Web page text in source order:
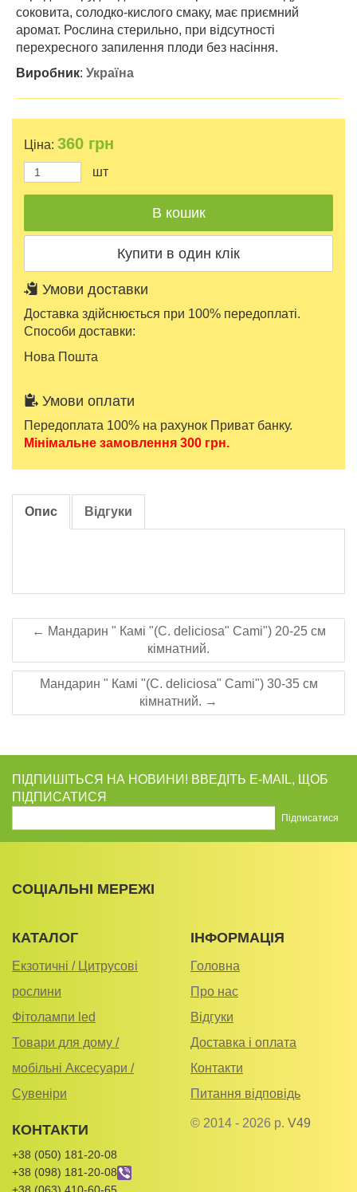
соковита, солодко-кислого смаку, має приємний
аромат. Рослина стерильно, при відсутності
перехресного запилення плоди без насіння.
Виробник: Україна
Ціна: 360 грн
шт
Умови доставки
Доставка здійснюється при 100% передоплаті.
Способи доставки:
Нова Пошта
Умови оплати
Передоплата 100% на рахунок Приват банку.
Мінімальне замовлення 300 грн.
Опис Відгуки
← Мандарин " Камі "(C. deliciosa" Cami") 20-25 см
кімнатний.
Мандарин " Камі "(C. deliciosa" Cami") 30-35 см
кімнатний. →
ПІДПИШІТЬСЯ НА НОВИНИ! ВВЕДІТЬ E-MAIL, ЩОБ
ПІДПИСАТИСЯ
СОЦІАЛЬНІ МЕРЕЖІ
КАТАЛОГ
Екзотичні / Цитрусові
рослини
Фітолампи led
Товари для дому /
мобільні Аксесуари /
Сувеніри
ІНФОРМАЦІЯ
Головна
Про нас
Відгуки
Доставка і оплата
Контакти
Питання відповідь
КОНТАКТИ
+38 (050) 181-20-08
+38 (098) 181-20-08
© 2014 - 2026 р. V49